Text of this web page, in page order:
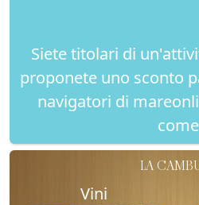
Siete titolari di
proponete uno sconto
navigatori di
come
LA
Vini